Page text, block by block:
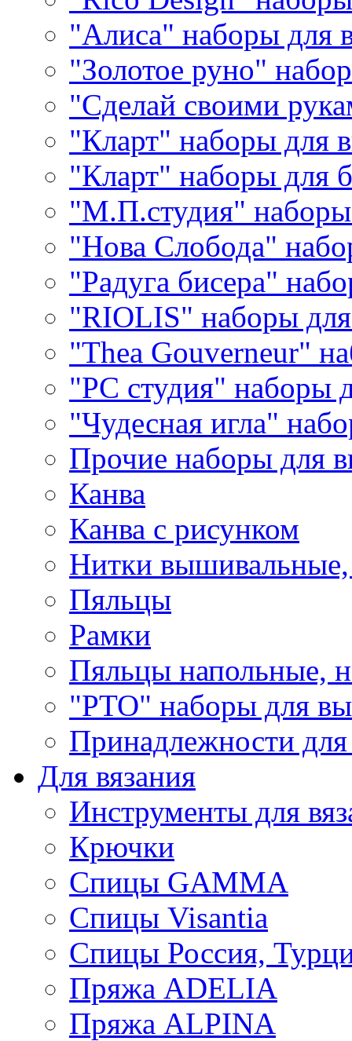
"Алиса" наборы для
"Золотое руно"
"Сделай своими
"Кларт" наборы для
"Кларт" наборы для
"М.П.студия"
"Нова Слобода"
"Радуга бисера"
"RIOLIS" наборы
"Thea Gouverneur"
"РС студия" наборы
"Чудесная игла"
Прочие наборы для
Канва
Канва с рисунком
Нитки
Пяльцы
Рамки
Пяльцы напольные,
"РТО" наборы для
Принадлежности
Для вязания
Инструменты для
Крючки
Спицы GAMMA
Спицы Visantia
Спицы Россия,
Пряжа ADELIA
Пряжа ALPINA